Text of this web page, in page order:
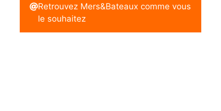
Retrouvez Mers&Bateaux comme vous
le souhaitez